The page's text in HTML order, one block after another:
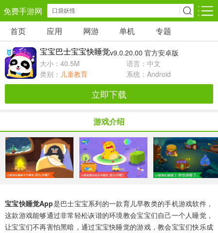
免费手游网
安卓网游 安卓单机 安卓应用
角色扮演
策略塔防
射击枪战
仙侠网游 棋牌游戏 音乐游戏
手游辅助 回合网游 国战网游
儿童教育 体育运动
首页 应用 网游 单机 专题
宝宝巴士宝宝快睡觉v9.0.20.00 官方安卓版
大小：40.5M
语言：中文
类别： 儿童教育 系统：Android
立即下载
游戏介绍
宝宝快睡觉app是巴士宝宝系列的一款育儿早教类的手机游戏软件，
这款游戏能够通过非常轻松诙谐的环境教会宝宝们自己一个人睡觉，
让宝宝们不再害怕黑暗，通过宝宝快睡觉的游戏，教会宝宝们快乐成